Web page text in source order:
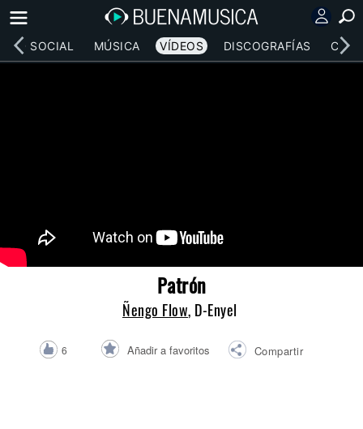
RED SOCIAL MÚSICA VÍDEOS DISCOGRAFÍAS
Patrón
Ñengo Flow, D-Enyel
6 Añadir a favoritos Compartir